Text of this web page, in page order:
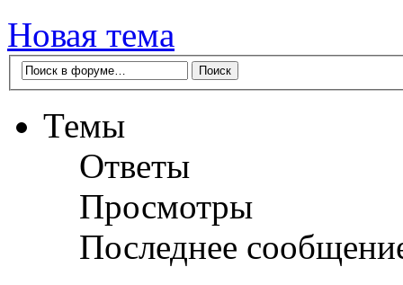
Новая тема
Темы
Ответы
Просмотры
Последнее